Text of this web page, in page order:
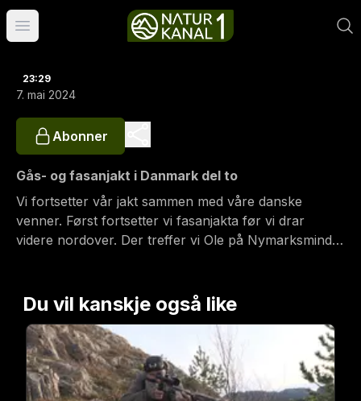
Åpne hovedmeny
23:29
7. mai 2024
Abonner
Gås- og fasanjakt i Danmark del to
Vi fortsetter vår jakt sammen med våre danske
venner. Først fortsetter vi fasanjakta før vi drar
videre nordover. Der treffer vi Ole på Nymarksminde
skitprat og musikk.
Du vil kanskje også like